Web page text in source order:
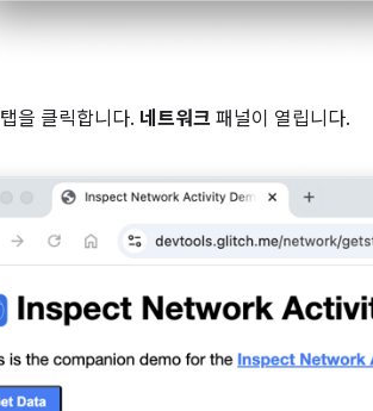
탭을 클릭합니다. 네트워크 패널이 열립니다.